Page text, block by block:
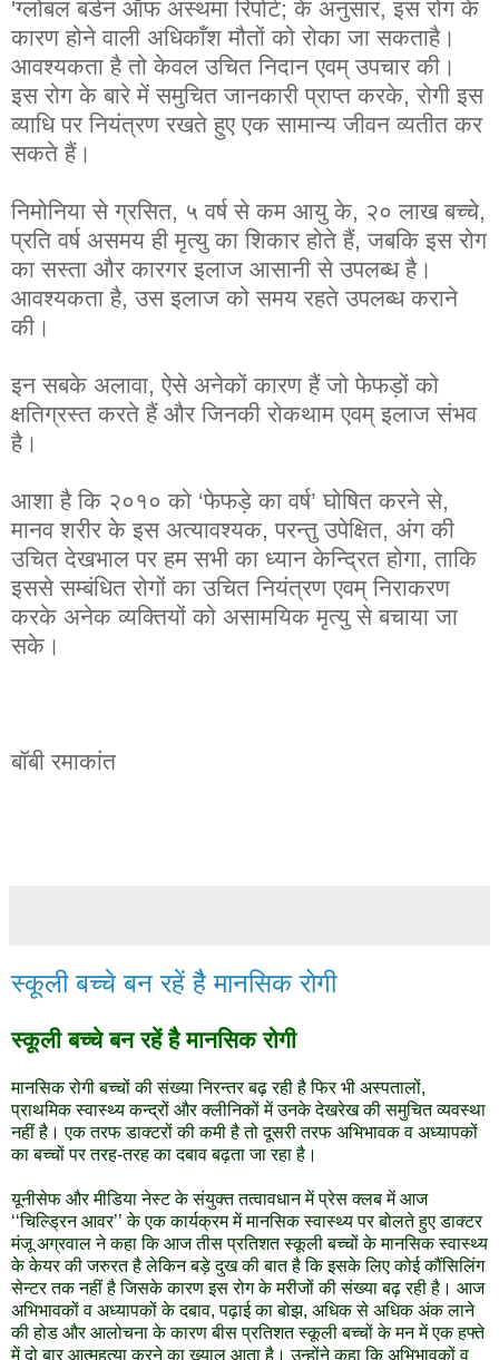
'ग्लोबल बर्डन ऑफ अस्थमा रिपोर्ट;के अनुसार,इस रोग के
कारण होने वाली अधिकाँश मौतों को रोका जा सकताहै।
आवश्यकता है तो केवल उचित निदान एवम् उपचार की ।
इस रोग के बारे में समुचित जानकारी प्राप्त करके,रोगी इस
व्याधि पर नियंत्रण रखते हुए एक सामान्य जीवन व्यतीत कर
सकते हैं।
निमोनिया से ग्रसित, ५ वर्ष से कम आयु के, २० लाख बच्चे,
प्रति वर्ष असमय ही मृत्यु का शिकार होते हैं,जबकि इस रोग
का सस्ता और कारगर इलाज आसानी से उपलब्ध है।
आवश्यकता है,उस इलाज को समय रहते उपलब्ध कराने
की ।
इन सबके अलावा,ऐसे अनेकों कारण हैं जो फेफड़ों को
क्षतिग्रस्त करते हैं और जिनकी रोकथाम एवम् इलाज संभव
है।
आशा है कि २०१० को ‘फेफड़े का वर्ष’घोषित करने से,
मानव शरीर के इस अत्यावश्यक,परन्तु उपेक्षित, अंग की
उचित देखभालपर हम सभी का ध्यान केन्द्रित होगा,ताकि
इससे सम्बंधित रोगों का उचित नियंत्रण एवम् निराकरण
करके अनेक व्यक्तियों को असामयिक मृत्यु से बचाया जा
सके ।
बॉबी रमाकांत
स्कूली बच्चे बन रहें हैै मानसिक रोगी
स्कूली बच्चे बन रहें हैै मानसिक रोगी
मानसिक रोगी बच्चों की संख्या निरन्तर बढ़ रही है फिर भी अस्पतालों,
प्राथमिक स्वास्थ्य कन्द्रों और क्लीनिकों में उनके देखरेख की समुचित व्यवस्था
नहीं है। एक तरफ डाक्टरों की कमी है तो दूसरी तरफ अभिभावक व अध्यापकों
का बच्चों पर तरह-तरह का दबाव बढ़ता जा रहा है।
यूनीसेफ और मीडिया नेस्ट के संयुक्त तत्वावधान में प्रेस क्लब में आज
‘‘चिल्ड्रिन आवर’’ के एक कार्यक्रम में मानसिक स्वास्थ्य पर बोलते हुए डाक्टर
मंजू अग्रवाल ने कहा कि आज तीस प्रतिशत स्कूली बच्चों के मानसिक स्वास्थ्य
के केयर की जरुरत है लेकिन बड़े दुख की बात है कि इसके लिए कोई कौंसिलिंग
सेन्टर तक नहीं है जिसके कारण इस रोग के मरीजों की संख्या बढ़ रही है। आज
अभिभावकों व अध्यापकों के दबाव, पढ़ाई का बोझ, अधिक से अधिक अंक लाने
की होड और आलोचना के कारण बीस प्रतिशत स्कूली बच्चों के मन में एक हफ्ते
में दो बार आत्महत्या करने का ख्याल आता है। उन्होंने कहा कि अभिभावकों व